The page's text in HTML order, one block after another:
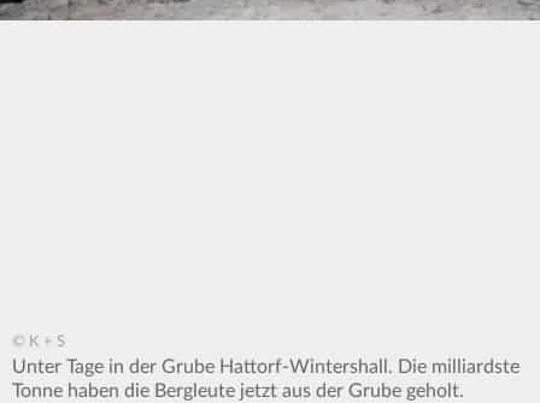
© K + S
Unter Tage in der Grube Hattorf-Wintershall. Die milliardste
Tonne haben die Bergleute jetzt aus der Grube geholt.